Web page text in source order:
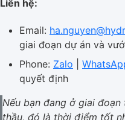
Liên hệ:
Email:
giai đoạn dự án và
Phone: Zalo
quyết định
Nếu bạn đang ở giai
thầu, đó là thời điểm tốt